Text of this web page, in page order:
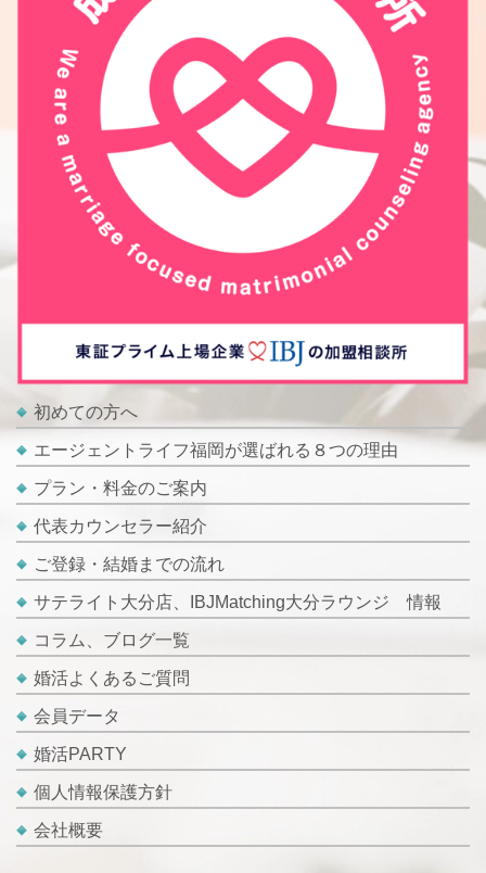
初めての方へ
エージェントライフ福岡が選ばれる８つの理由
プラン・料金のご案内
代表カウンセラー紹介
ご登録・結婚までの流れ
サテライト大分店、IBJMatching大分ラウンジ 情報
コラム、ブログ一覧
婚活よくあるご質問
会員データ
婚活PARTY
個人情報保護方針
会社概要